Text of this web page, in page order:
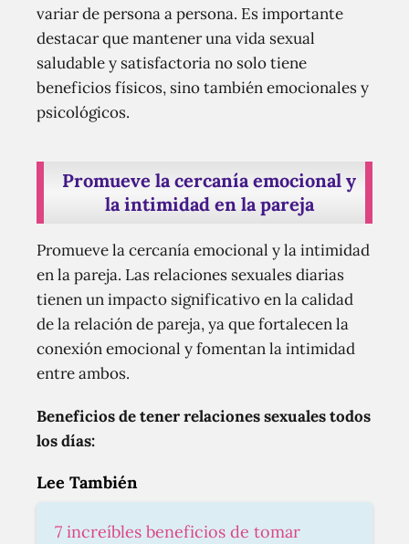
variar de persona a persona. Es importante
destacar que mantener una vida sexual
saludable y satisfactoria no solo tiene
beneficios físicos, sino también emocionales y
psicológicos.
Promueve la cercanía emocional y
la intimidad en la pareja
Promueve la cercanía emocional y la intimidad
en la pareja. Las relaciones sexuales diarias
tienen un impacto significativo en la calidad
de la relación de pareja, ya que fortalecen la
conexión emocional y fomentan la intimidad
entre ambos.
Beneficios de tener relaciones sexuales todos
los días:
Lee También
7 increíbles beneficios de tomar